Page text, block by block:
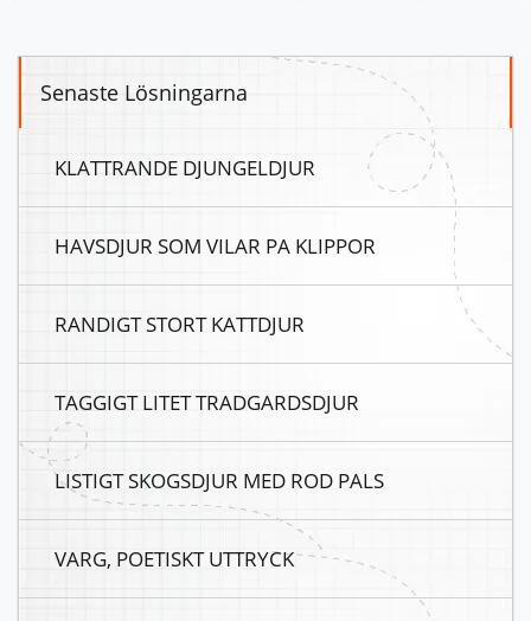
Senaste Lösningarna
KLATTRANDE DJUNGELDJUR
HAVSDJUR SOM VILAR PA KLIPPOR
RANDIGT STORT KATTDJUR
TAGGIGT LITET TRADGARDSDJUR
LISTIGT SKOGSDJUR MED ROD PALS
VARG, POETISKT UTTRYCK